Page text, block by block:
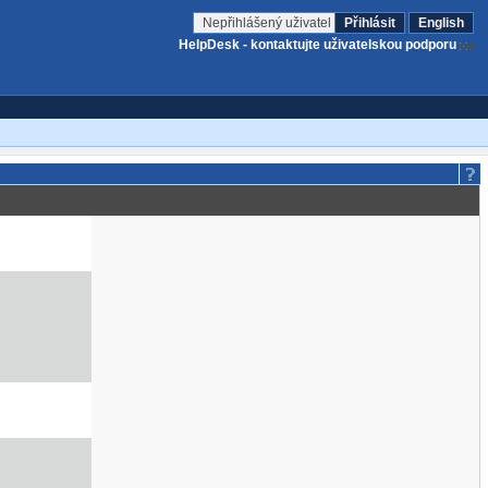
Nepřihlášený uživatel Přihlásit
English
HelpDesk - kontaktujte uživatelskou podporu